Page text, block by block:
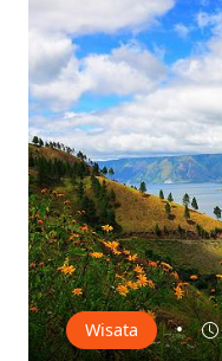
Wisata •